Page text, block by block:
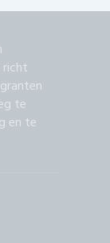
richt
te
en te